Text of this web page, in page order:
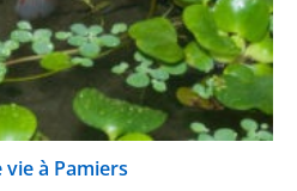
vie à Pamiers